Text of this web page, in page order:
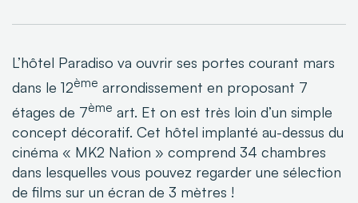
L’hôtel Paradiso va ouvrir ses portes courant mars
dans le 12ème arrondissement en proposant 7
étages de 7ème art. Et on est très loin d’un simple
concept décoratif. Cet hôtel implanté au-dessus du
cinéma « MK2 Nation » comprend 34 chambres
dans lesquelles vous pouvez regarder une sélection
de films sur un écran de 3 mètres !